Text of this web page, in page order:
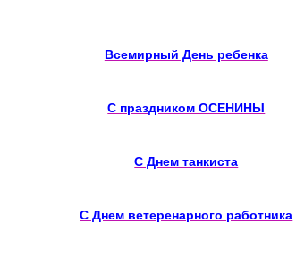
Всемирный День ребенка
С праздником ОСЕНИНЫ
С Днем танкиста
С Днем ветеренарного работника